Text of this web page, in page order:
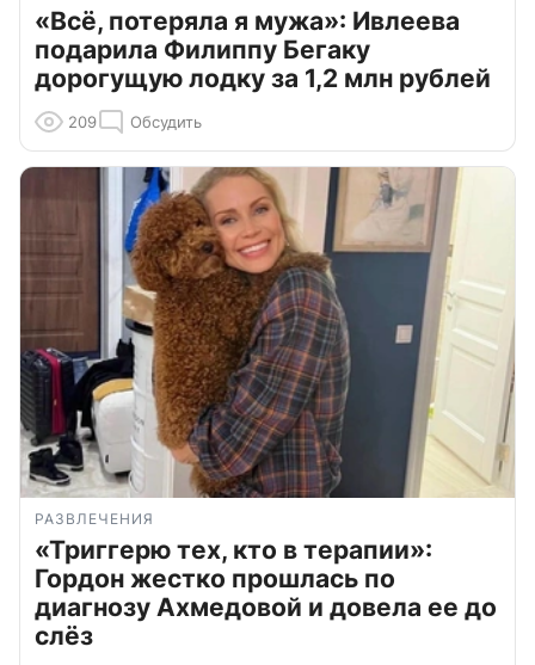
«Всё, потеряла я мужа»: Ивлеева
подарила Филиппу Бегаку
дорогущую лодку за 1,2 млн рублей
209 Обсудить
РАЗВЛЕЧЕНИЯ
«Триггерю тех, кто в терапии»:
Гордон жестко прошлась по
диагнозу Ахмедовой и довела ее до
слёз